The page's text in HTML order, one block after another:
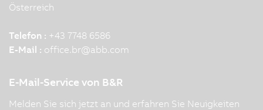
Österreich
Telefon : +43 7748 6586
E-Mail : office.br@abb.com
E-Mail-Service von B&R
Melden Sie sich jetzt an und erfahren Sie Neuigkeiten